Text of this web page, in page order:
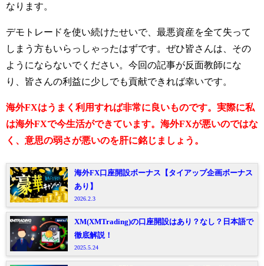
なります。
デモトレードを使い続けたせいで、最悪資産を全て失って
しまう方もいらっしゃったはずです。 ぜひ皆さんは、その
ようにならないでください。今回の記事が反面教師にな
り、皆さんの利益に少しでも貢献できれば幸いです。
海外FXはうまく利用すれば非常に良いものです。実際に私
は海外FXで今生活ができています。海外FXが悪いのではな
く、意思の弱さが悪いのを肝に銘じましょう。
海外FX口座開設ボーナス【タイアップ企画ボーナス
あり】
2026.2.3
XM(XMTrading)の口座開設はあり？なし？日本語で
徹底解説！
2025.5.24